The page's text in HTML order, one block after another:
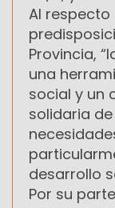
Al
Provincia,
una
social y un
solidaria
desarrollo
Por su